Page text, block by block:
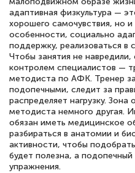
адаптивная физкультура —
хорошего самочувствия, но
особенности, социально
поддержку, реализоваться в
Чтобы занятия не
контролем специалистов —
методиста по АФК. Тренер
подопечными, следит за
распределяет нагрузку.
методиста немного другая.
обязан иметь медицинское
разбираться в анатомии и
активности, чтобы
будет полезна, а
упражнения.